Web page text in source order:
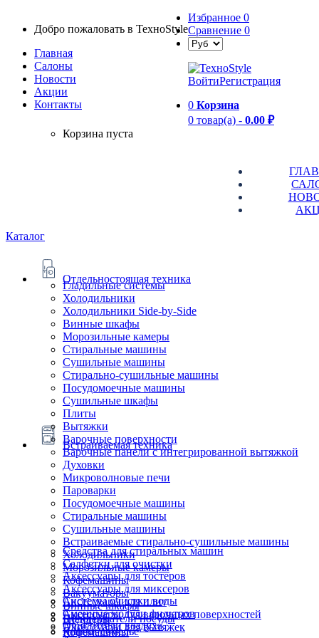
Добро пожаловать в TexноStyle
Главная
Салоны
Новости
Aкции
Контакты
Избранное 0
Сравнение 0
ВойтиРегистрация
0 Корзина
0 товар(а) - 0.00 ₽
Корзина пуста
Каталог
Отдельностоящая техника
Гладильные системы
Холодильники
Холодильники Side-by-Side
Винные шкафы
Морозильные камеры
Стиральные машины
Сушильные машины
Стирально-сушильные машины
Посудомоечные машины
Сушильные шкафы
Плиты
Встраиваемая техника
Вытяжки
Варочные поверхности
Варочные панели с интегрированной вытяжкой
Духовки
Микроволновые печи
Пароварки
Посудомоечные машины
Стиральные машины
Сушильные машины
Встраиваемые стирально-сушильные машины
Холодильники
Морозильные камеры
Кофемашины
Вакууматоры
Винные шкафы
Подогреватели посуды
Ящики сомелье
Блендеры
Кофемашины
Очистители воздуха
Системы очистки воды
Сменные модули фильтров
Аксессуары для тостеров
Аксессуары для миксеров
Аксессуары для плит
Аксессуары для варочных поверхностей
Аксессуары для вытяжек
Средства для стиральных машин
Салфетки для очистки